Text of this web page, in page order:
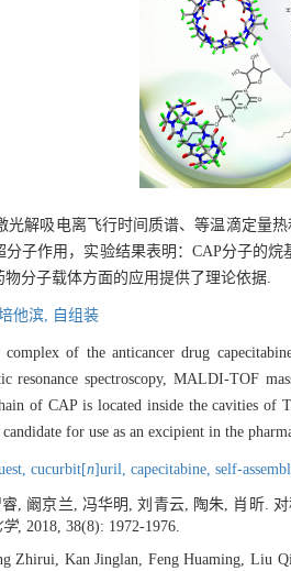
光解吸电离飞行时间质谱、等温滴定量
子作用，实验结果表明：CAP分子的
分子载体方面的应用提供了理论依据.
他滨, 自组装
complex of the anticancer drug
resonance spectroscopy, MALDI-TOF
of CAP is located inside the cavities of
for use as an excipient in the
cucurbit[n]uril, capecitabine, self-
睿, 阚京兰, 冯华明, 刘青云, 陶朱, 肖昕.
, 2018, 38(8): 1972-1976.
Zhirui, Kan Jinglan, Feng Huaming, Liu